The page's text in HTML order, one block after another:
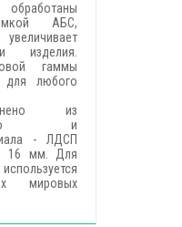
АБС,
увеличивает
изделия.
гаммы
для любого
из
и
- ЛДСП
16 мм. Для
мировых